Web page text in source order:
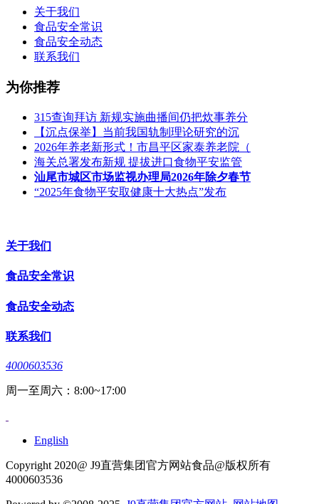
关于我们
食品安全常识
食品安全动态
联系我们
为你推荐
315查询拜访 新规实施曲播间仍把炊事养分
【沉点保举】当前我国轨制理论研究的沉
2026年养老新形式！市昌平区家泰养老院（
海关总署发布新规 提拔进口食物平安监管
汕尾市城区市场监视办理局2026年除夕春节
“2025年食物平安取健康十大热点”发布
关于我们
食品安全常识
食品安全动态
联系我们
4000603536
周一至周六：8:00~17:00
English
Copyright 2020@ J9直营集团官方网站食品@版权所有
4000603536